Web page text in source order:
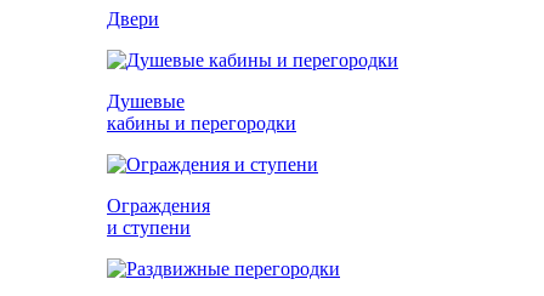
Двери
Душевые
кабины и перегородки
Ограждения
и ступени